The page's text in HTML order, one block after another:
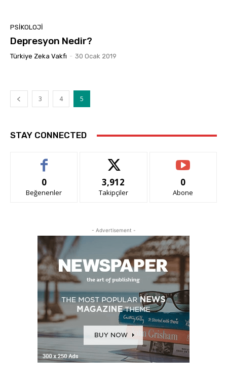
PSIKOLOJI
Depresyon Nedir?
Türkiye Zeka Vakfı - 30 Ocak 2019
3 4 5
STAY CONNECTED
0
Beğenenler
3,912
Takipçiler
0
Abone
- Advertisement -